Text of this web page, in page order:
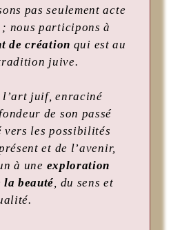
pas seulement acte
; nous participons à
de création qui est au
juive.
l’art juif, enraciné
de son passé
vers les possibilités
et de l’avenir,
à une exploration
la beauté, du sens et